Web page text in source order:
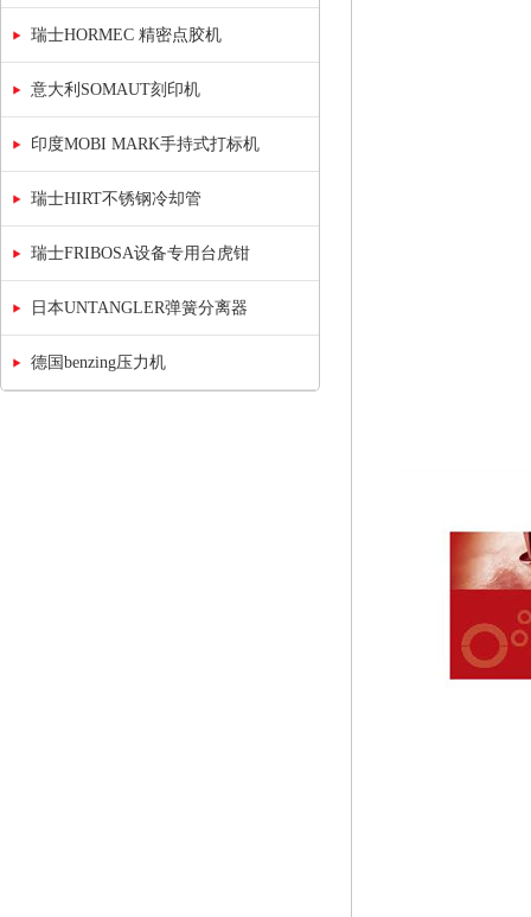
瑞士HORMEC 精密点胶机
意大利SOMAUT刻印机
印度MOBI MARK手持式打标机
瑞士HIRT不锈钢冷却管
瑞士FRIBOSA设备专用台虎钳
日本UNTANGLER弹簧分离器
德国benzing压力机